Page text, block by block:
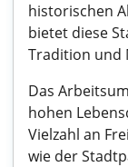
historischen
bietet diese
Tradition und
Das
hohen
Vielzahl an
wie der